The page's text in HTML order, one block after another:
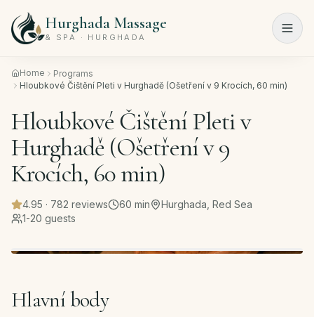
Hurghada Massage
& SPA · HURGHADA
Menu
Domů
Spa
programy
Kosmetický
salon
Ceník
O
Kontakt
Home
Programs
Hloubkové Čištění Pleti v Hurghadě (Ošetření v 9 Krocích, 60 min)
Hloubkové Čištění Pleti v
Hurghadě (Ošetření v 9
Krocích, 60 min)
4.95 · 782 reviews 60 min
Hurghada, Red Sea
1-20 guests
Hlavní body